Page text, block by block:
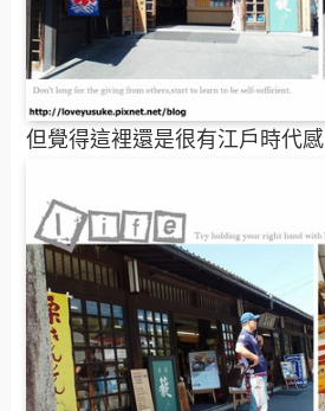
但覺得這裡還是很有江戶時代感